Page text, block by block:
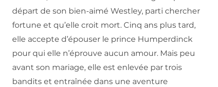
départ de son bien-aimé Westley, parti chercher
fortune et qu’elle croit mort. Cinq ans plus tard,
elle accepte d’épouser le prince Humperdinck
pour qui elle n’éprouve aucun amour. Mais peu
avant son mariage, elle est enlevée par trois
bandits et entraînée dans une aventure